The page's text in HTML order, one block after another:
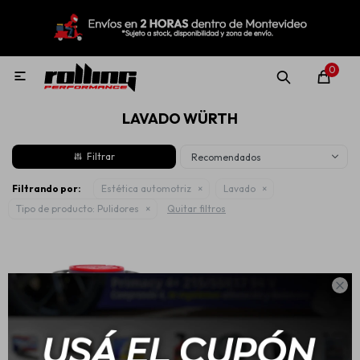

0

LAVADO WÜRTH
Recomendados
Filtrando por: Estética automotriz
Lavado
Tipo de producto: Pulidores Quitar filtros
MI CUENTA
Nuevo! Rolling Repuestos
Llantas